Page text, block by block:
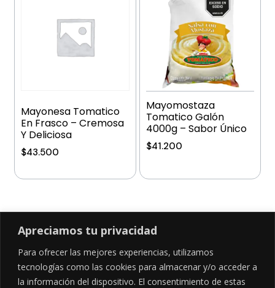
Apreciamos tu privacidad
Para ofrecer las mejores experiencias, utilizamos
tecnologías como las cookies para almacenar y/o acceder a
la información del dispositivo. El consentimiento de estas
Mayonesa Tomatico
En Frasco – Cremosa
Y Deliciosa
$43.500
Mayomostaza
Tomatico Galón
4000g – Sabor Único
$41.200
SÍGUENOS EN